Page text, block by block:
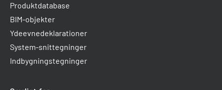
Produktdatabase
BIM-objekter
Ydeevnedeklarationer
System-snittegninger
Indbygningstegninger